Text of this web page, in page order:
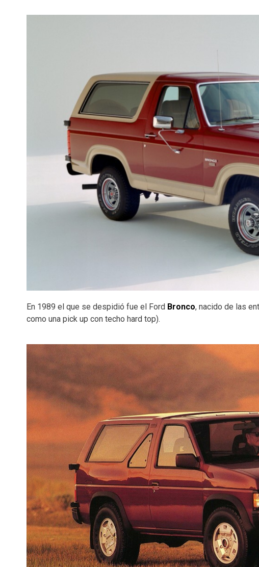
En 1989 el que se despidió fue el Ford Bronco, nacido de las
como una pick up con techo hard top).